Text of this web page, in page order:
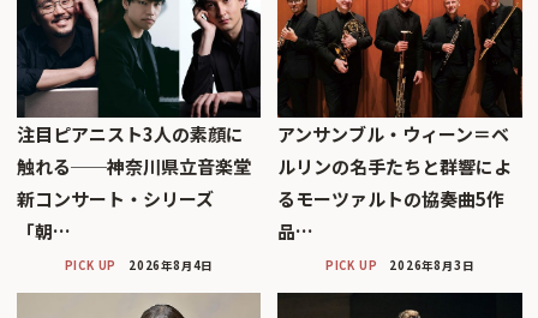
注目ピアニスト3人の素顔に
触れる──神奈川県立音楽堂
新コンサート・シリーズ
「朝…
PICK UP 2026年8月4日
アンサンブル・ウィーン＝ベ
ルリンの名手たちと群響によ
るモーツァルトの協奏曲5作
品…
PICK UP 2026年8月3日